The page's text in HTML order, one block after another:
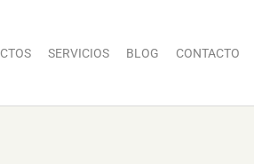
SERVICIOS BLOG CONTACTO